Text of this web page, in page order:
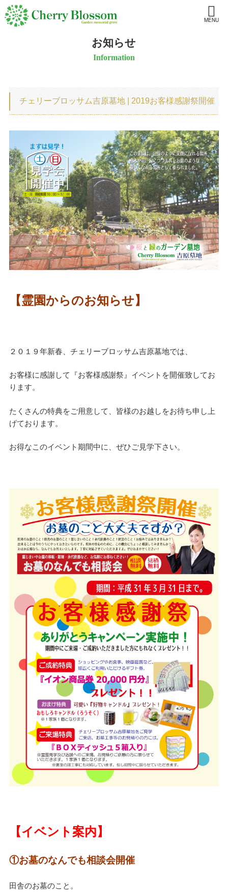
MENU
お知らせ
Information
チェリーブロッサム吉原墓地 | 2019お客様感謝祭開催
【霊園からのお知らせ】
２０１９年新春、チェリーブロッサム吉原墓地では、
お客様に感謝して『お客様感謝祭』イベントを開催致してお
ります。
たくさんの特典をご用意して、皆様のお越しをお待ち申し上
げております。
お得なこのイベント期間中に、ぜひご見学下さい。
【イベント案内】
①お墓のなんでも相談会開催
田舎のお墓のこと。